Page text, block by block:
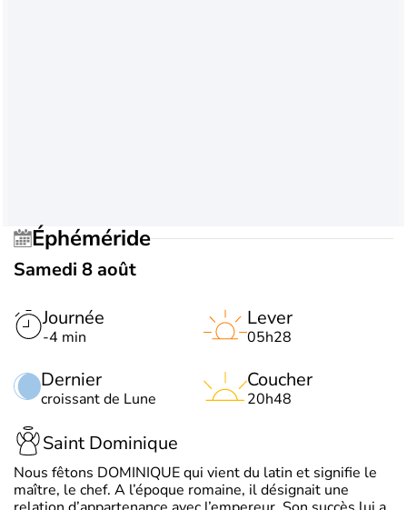
Éphéméride
Samedi 8 août
Journée
-4 min
Dernier
croissant de Lune
Lever
05h28
Coucher
20h48
Saint Dominique
Nous fêtons DOMINIQUE qui vient du latin et signifie le
maître, le chef. A l’époque romaine, il désignait une